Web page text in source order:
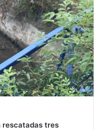
rescatadas tres